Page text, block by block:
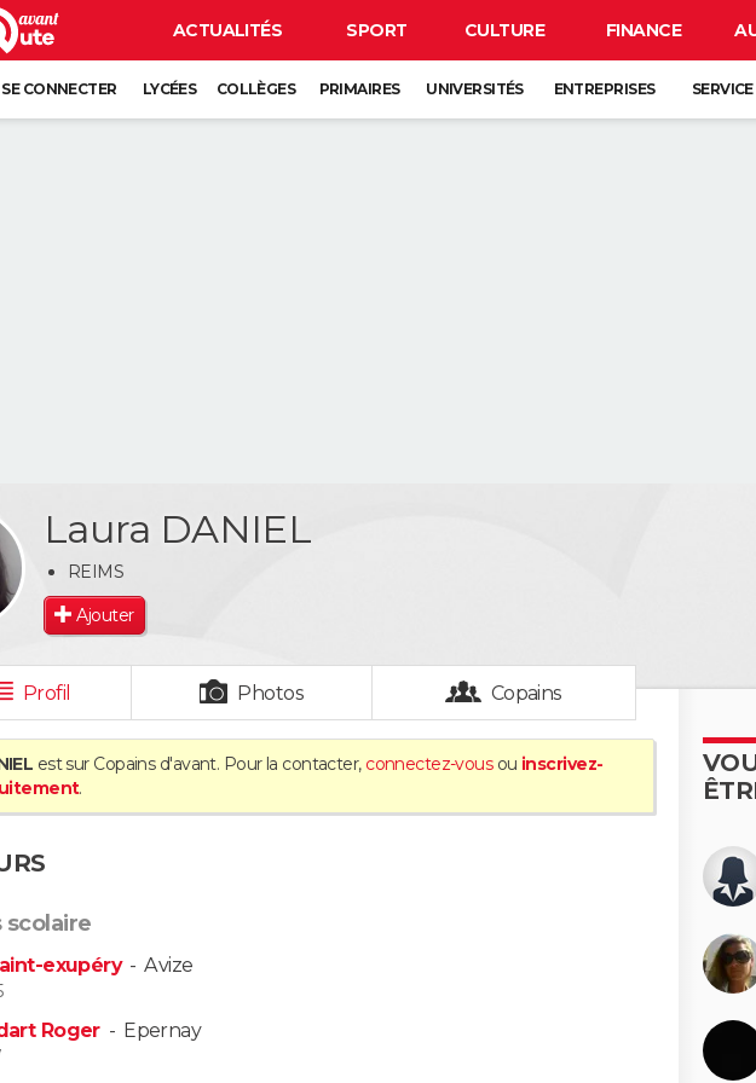
ACTUALITÉS SPORT CULTURE FINANCE
SE CONNECTER LYCÉES COLLÈGES PRIMAIRES UNIVERSITÉS ENTREPRISES
Laura DANIEL
REIMS
Ajouter
Profil Photos Copains
est sur Copains d'avant. Pour la contacter, connectez-vousou inscrivez-
.
scolaire
exupéry-Avize
Roger- Epernay